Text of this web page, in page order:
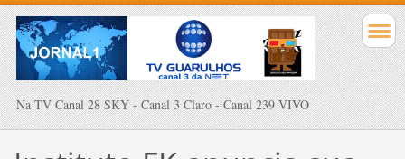
Na TV Canal 28 SKY - Canal 3 Claro - Canal 239 VIVO